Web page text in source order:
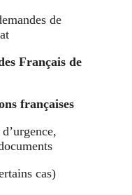
de
Français de
françaises
cas)